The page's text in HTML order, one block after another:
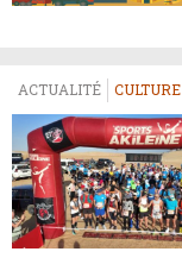
ACTUALITÉ CULTURE